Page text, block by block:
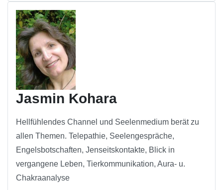
Jasmin Kohara
Hellfühlendes Channel und Seelenmedium berät zu
allen Themen. Telepathie, Seelengespräche,
Engelsbotschaften, Jenseitskontakte, Blick in
vergangene Leben, Tierkommunikation, Aura- u.
Chakraanalyse